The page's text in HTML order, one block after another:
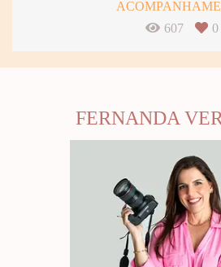
607
0
FERNANDA